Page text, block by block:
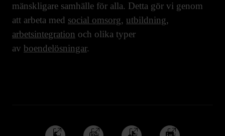
mänskligare samhälle för alla. Detta gör vi genom
att arbeta med social omsorg, utbildning,
arbetsintegration och olika typer
av boendelösningar.
Följ Följ Följ Följ